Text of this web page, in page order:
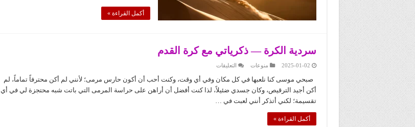
أكمل القراءة »
سردية الكرة — ذكرياتي مع كرة القدم
2025-01-02 منوعات التعليقات
الكرة
— ذكرياتي
مع
القدم
صبحي موسى كنا نلعبها في كل مكان وفي أي وقت، وكنت أحب أن أكون حارس مرمى؛ لأنني لم أكن محترفاً تماماً، لم
أكن أجيد الترقيص، وكان جسدي ضئيلاً، لذا كنت أفضل أن أراهن على حراسة المرمى التي باتت شبه محتجزة لي في أي
تقسيمة؛ لكني أتذكر أنني لعبت في …
أكمل القراءة »